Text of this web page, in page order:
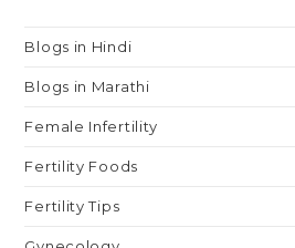
Blogs in Hindi
Blogs in Marathi
Female Infertility
Fertility Foods
Fertility Tips